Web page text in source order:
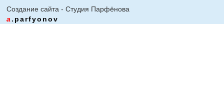
Создание сайта - Cтудия Парфёнова
a .parfyonov